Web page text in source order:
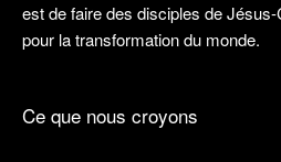
est de faire des disciples de
pour la transformation du monde.
Ce que nous croyons